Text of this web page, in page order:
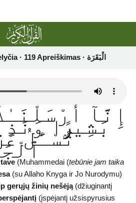
إِنَّآ
بَشِيرًۭاتُسْـَٔلُ
(Muhammedai (tebūnie jam taika
(su Allaho Knyga ir Jo Nurodymu)
gerųjų žinių nešėją(džiuginantį
(įspėjantį užsispyrusius